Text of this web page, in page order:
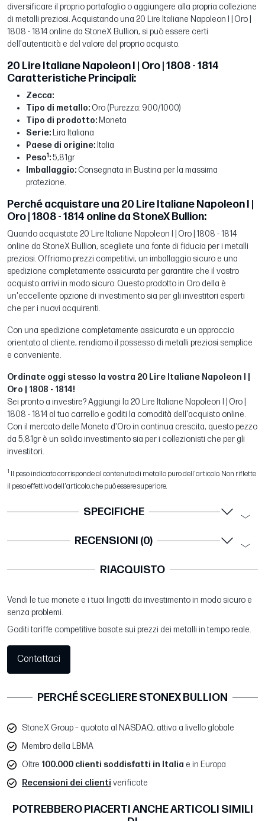
diversificare il proprio portafoglio o aggiungere alla propria collezione
di metalli preziosi. Acquistando una 20 Lire Italiane Napoleon I | Oro |
1808 - 1814 online da StoneX Bullion, si può essere certi
dell'autenticità e del valore del proprio acquisto.
20 Lire Italiane Napoleon I | Oro | 1808 - 1814
Caratteristiche Principali:
Zecca:
Tipo di metallo: Oro (Purezza: 900/1000)
Tipo di prodotto: Moneta
Serie: Lira Italiana
Paese di origine: Italia
Peso1:5,81gr
Imballaggio: Consegnata in Bustina per la massima
protezione.
Perché acquistare una 20 Lire Italiane Napoleon I |
Oro | 1808 - 1814 online da StoneX Bullion:
Quando acquistate 20 Lire Italiane Napoleon I | Oro | 1808 - 1814
online da StoneX Bullion, scegliete una fonte di fiducia per i metalli
preziosi. Offriamo prezzi competitivi, un imballaggio sicuro e una
spedizione completamente assicurata per garantire che il vostro
acquisto arrivi in modo sicuro. Questo prodotto in Oro della è
un'eccellente opzione di investimento sia per gli investitori esperti
che per i nuovi acquirenti.
Con una spedizione completamente assicurata e un approccio
orientato al cliente, rendiamo il possesso di metalli preziosi semplice
e conveniente.
Ordinate oggi stesso la vostra 20 Lire Italiane Napoleon I |
Oro | 1808 - 1814!
Sei pronto a investire? Aggiungi la 20 Lire Italiane Napoleon I | Oro |
1808 - 1814 al tuo carrello e goditi la comodità dell'acquisto online.
Con il mercato delle Moneta d'Oro in continua crescita, questo pezzo
da 5,81gr è un solido investimento sia per i collezionisti che per gli
investitori.
1
Il peso indicato corrisponde al contenuto di metallo puro dell'articolo. Non riflette
il peso effettivo dell'articolo, che può essere superiore.
SPECIFICHE
RECENSIONI (0)
RIACQUISTO
Vendi le tue monete e i tuoi lingotti da investimento in modo sicuro e
senza problemi.
Goditi tariffe competitive basate sui prezzi dei metalli in tempo reale.
Contattaci
PERCHÉ SCEGLIERE STONEX BULLION
StoneX Group – quotata al NASDAQ, attiva a livello globale
Membro della LBMA
Oltre 100.000 clienti soddisfatti in Italia e in Europa
Recensioni dei clienti verificate
POTREBBERO PIACERTI ANCHE ARTICOLI SIMILI